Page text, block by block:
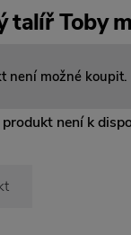
talíř Toby
není možné koupit.
není k